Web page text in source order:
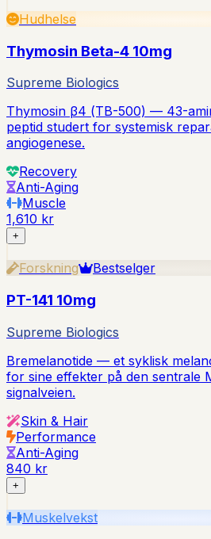
Hudhelse
Thymosin Beta-4 10mg
Supreme Biologics
Thymosin β4 (TB-500) — 43-
peptid studert for systemisk
angiogenese.
Recovery
Anti-Aging
Muscle
1,610 kr
+
Forskning Bestselger
PT-141 10mg
Supreme Biologics
Bremelanotide — et syklisk
for sine effekter på den sentrale
signalveien.
Skin & Hair
Performance
Anti-Aging
840 kr
+
Muskelvekst